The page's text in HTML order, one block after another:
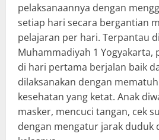
pelaksanaannya dengan
setiap hari secara bergantian
pelajaran per hari. Terpantau
Muhammadiyah 1 Yogyakarta,
di hari pertama berjalan baik
dilaksanakan dengan
kesehatan yang ketat. Anak
masker, mencuci tangan, cek
dengan mengatur jarak duduk